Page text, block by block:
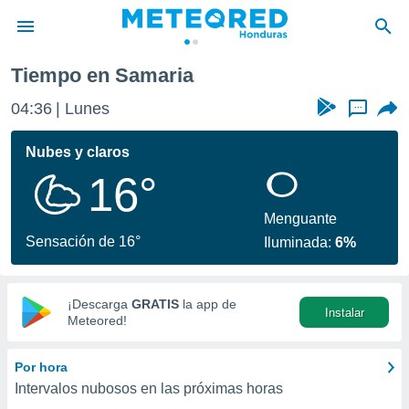
de
ha sido
calidad.
a este
las
y
digital
basada
Tiempo en Samaria
04:36 Lunes ...
Nubes y claros
16°
Sensación de 16°
Menguante
Iluminada:6%
¡Descarga GRATIS la app de
Meteored!
Instalar
Por hora
Intervalos nubosos en las próximas horas